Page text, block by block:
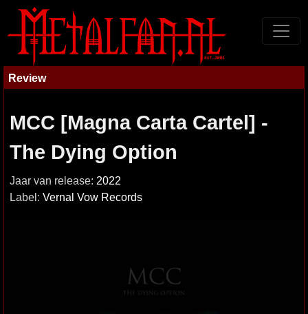
Review
MCC [Magna Carta Cartel] -
The Dying Option
Jaar van release: 2022
Label: Vernal Vow Records